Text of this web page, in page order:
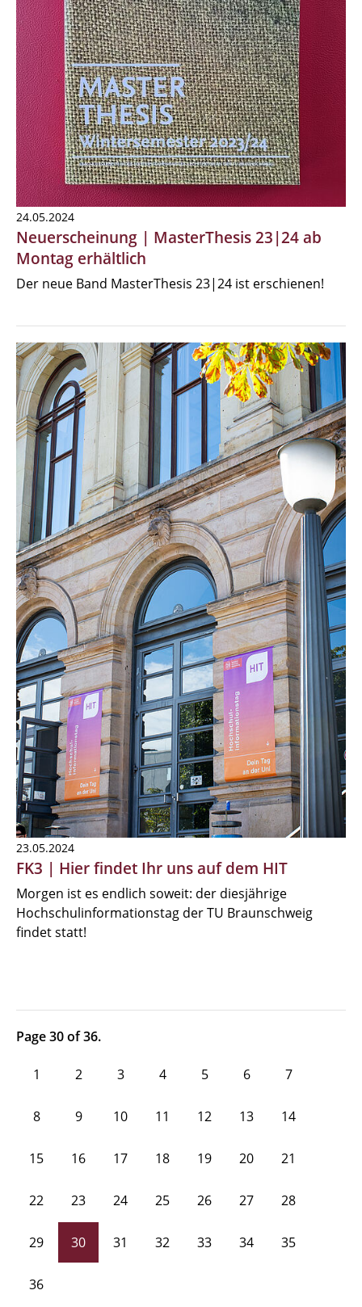
24.05.2024
Neuerscheinung | MasterThesis 23|24 ab
Montag erhältlich
Der neue Band MasterThesis 23|24 ist erschienen!
23.05.2024
FK3 | Hier findet Ihr uns auf dem HIT
Morgen ist es endlich soweit: der diesjährige
Hochschulinformationstag der TU Braunschweig
findet statt!
Page 30 of 36.
1 2 3 4 5 6 7
8 9 10 11 12 13 14
15 16 17 18 19 20 21
22 23 24 25 26 27 28
29 30 31 32 33 34 35
36